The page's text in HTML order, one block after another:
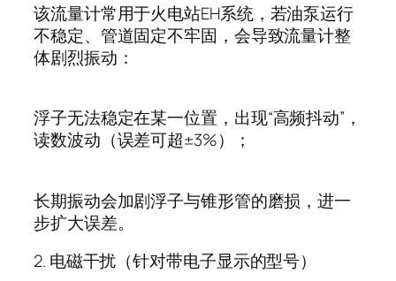
该流量计常用于火电站EH系统，若油泵运行
不稳定、管道固定不牢固，会导致流量计整
体剧烈振动：
浮子无法稳定在某一位置，出现“高频抖动” ，
读数波动（误差可超±3%）；
长期振动会加剧浮子与锥形管的磨损，进一
步扩大误差。
2. 电磁干扰（针对带电子显示的型号）